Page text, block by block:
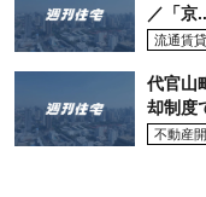
／「京
流通賃貸
代官山
却制度
不動産